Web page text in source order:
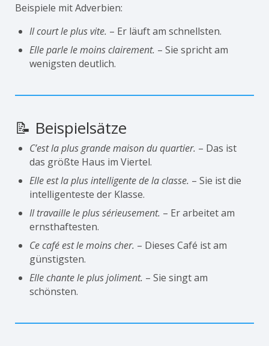
Beispiele mit Adverbien:
Il court le plus vite. – Er läuft am schnellsten.
Elle parle le moins clairement. – Sie spricht am
wenigsten deutlich.
📝 Beispielsätze
C’est la plus grande maison du quartier. – Das ist
das größte Haus im Viertel.
Elle est la plus intelligente de la classe. – Sie ist die
intelligenteste der Klasse.
Il travaille le plus sérieusement. – Er arbeitet am
ernsthaftesten.
Ce café est le moins cher. – Dieses Café ist am
günstigsten.
Elle chante le plus joliment. – Sie singt am
schönsten.